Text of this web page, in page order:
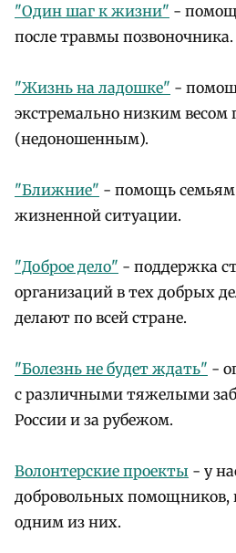
"Один шаг к жизни" -
после травмы позвоночника.
"Жизнь на ладошке" -
экстремально низким
(недоношенным).
"Ближние" - помощь семьям
жизненной ситуации.
"Доброе дело" - поддержка
организаций в тех добрых
делают по всей стране.
"Болезнь не будет ждать" -
с различными тяжелыми
России и за рубежом.
Волонтерские проекты - у
добровольных помощников,
одним из них.